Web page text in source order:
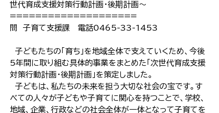
世代育成支援対策行動計画・後期計画〜
====================
問 子育て支援課 電話0465-33-1453
子どもたちの「育ち」を地域全体で支えていくため、今後
5年間に取り組む具体的事業をまとめた「次世代育成支援
対策行動計画・後期計画」を策定しました。
子どもは、私たちの未来を担う大切な社会の宝です。す
べての人々が子どもや子育てに関心を持つことで、学校、
地域、企業、行政などの社会全体が一体となって子育てを